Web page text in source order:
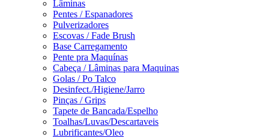
Lâminas
Pentes / Espanadores
Pulverizadores
Escovas / Fade Brush
Base Carregamento
Pente pra Maquínas
Cabeça / Lâminas para Maquinas
Golas / Po Talco
Desinfect./Higiene/Jarro
Pinças / Grips
Tapete de Bancada/Espelho
Toalhas/Luvas/Descartaveis
Lubrificantes/Oleo